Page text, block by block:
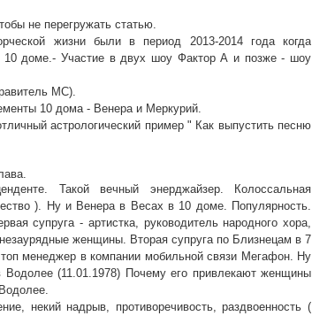
не перегружать статью.
жизни были в период 2013-2014 года когда
10 доме.- Участие в двух шоу Фактор А и позже - шоу
МС).
10 дома - Венера и Меркурий.
астрологический пример " Как выпустить песню
Такой вечный энерджайзер. Колоссальная
). Ну и Венера в Весах в 10 доме. Популярность.
супруга - артистка, руководитель народного хора,
женщины. Вторая супруга по Близнецам в 7
менеджер в компании мобильной связи Мегафон. Ну
(11.01.1978) Почему его привлекают женщины
некий надрыв, противоречивость, раздвоенность (